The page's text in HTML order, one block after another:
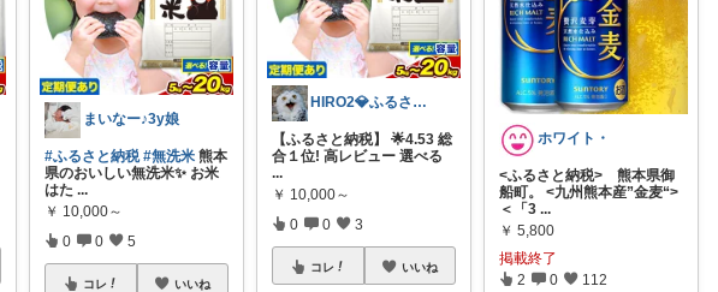
まいなー♪3y娘
#ふるさと納税 #無洗米 熊本
県のおいしい無洗米✨️ お米
はた ...
￥ 10,000～
0 0 5
コレ いいね
HIRO2💎ふるさと納税 納付額別
【ふるさと納税】 🌟4.53 総
合１位! 高レビュー 選べる
...
￥ 10,000～
0 0 3
コレ いいね
ホワイト・
<ふるさと納税> 熊本県御
船町。 <九州熊本産”金麦“>
＜「3 ...
￥ 5,800
掲載終了
2 0 112